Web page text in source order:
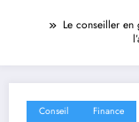
Le conseiller
Conseil Finance